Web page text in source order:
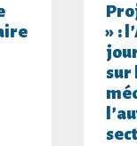
» :
sur